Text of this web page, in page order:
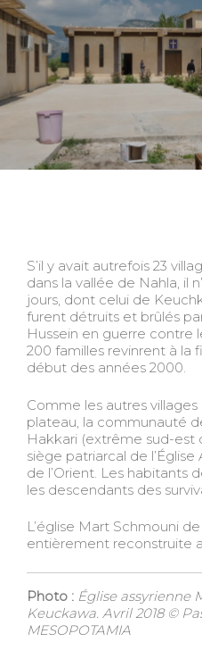
S’il y avait autrefois 23
dans la vallée de Nahla, il
jours, dont celui de
furent détruits et brûlés
Hussein en guerre contre
200 familles revinrent à la
début des années 2000.
Comme les autres
plateau, la communauté
Hakkari (extrême sud-est
siège patriarcal de
de l’Orient. Les habitants
les descendants des
L’église Mart Schmouni
entièrement reconstruite
Photo : Église assyrienne
Keuckawa. Avril 2018 ©
MESOPOTAMIA